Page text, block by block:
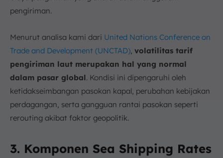
pengiriman.
Menurut analisa kami dari United Nations Conference on
Trade and Development (UNCTAD) volatilitas tarif
pengiriman laut merupakan hal yang normal
dalam pasar global. Kondisi ini dipengaruhi oleh
ketidakseimbangan pasokan kapal, perubahan kebijakan
perdagangan, serta gangguan rantai pasokan seperti
rerouting akibat faktor geopolitik.
3. Komponen Sea Shipping Rates